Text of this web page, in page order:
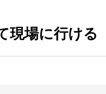
現場に行ける